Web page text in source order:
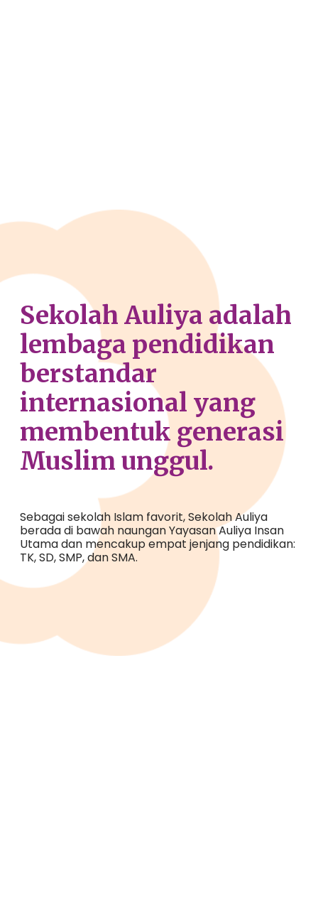
Sekolah Auliya adalah
lembaga pendidikan
berstandar
internasional yang
membentuk generasi
Muslim unggul.
Sebagaisekolah Islam favorit,SekolahAuliya
beradadi bawah naunganYayasan Auliya Insan
Utama dan mencakupempat jenjang pendidikan:
TK, SD, SMP, dan SMA.